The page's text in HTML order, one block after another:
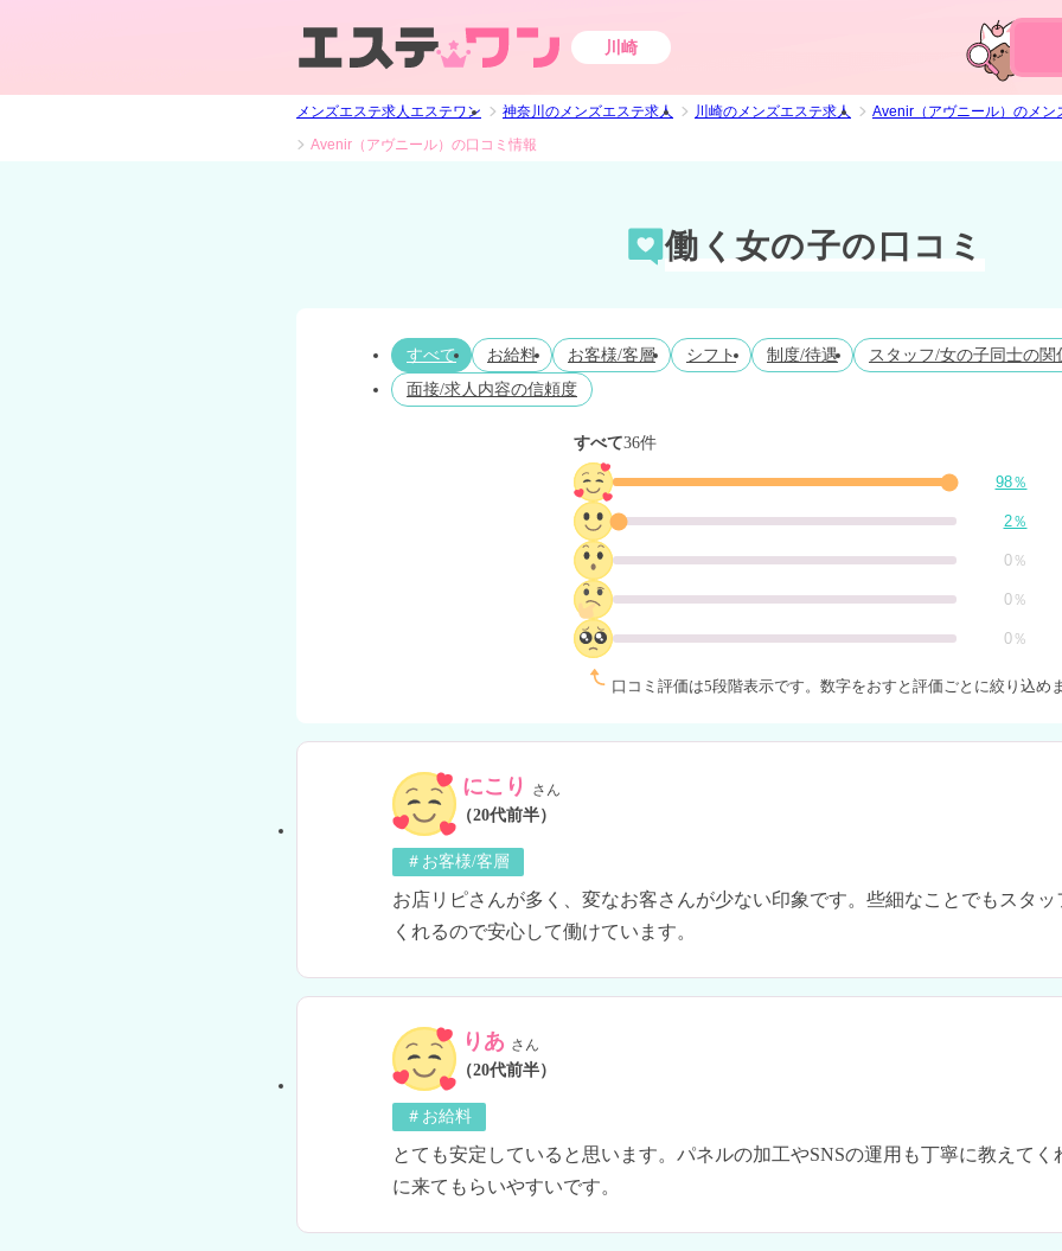
川崎
メンズエステ求人エステワン 神奈川のメンズエステ求人 川崎のメンズエステ求人
Avenir（アヴニール）のメン
Avenir（アヴニール）の口コミ情報
働く女の子の口コミ
すべて お給料 お客様/客層 シフト 制度/待遇
スタッフ/女の子同士の関
面接/求人内容の信頼度
すべて36件
98％
2％
0％
0％
0％
口コミ評価は5段階表示です。 数字をおすと評価ごとに絞り込めま
にこり さん
（20代前半）
＃お客様/客層
お店リピさんが多く、変なお客さんが少ない印象です。些細なことでもスタッ
くれるので安心して働けています。
りあ さん
（20代前半）
＃お給料
とても安定していると思います。パネルの加工やSNSの運用も丁寧に教えてく
に来てもらいやすいです。